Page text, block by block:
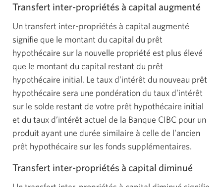
Transfert inter-propriétés à capital augmenté
Un transfert inter-propriétés à capital augmenté
signifie que le montant du capital du prêt
hypothécaire sur la nouvelle propriété est plus élevé
que le montant du capital restant du prêt
hypothécaire initial. Le taux d’intérêt du nouveau prêt
hypothécaire sera une pondération du taux d’intérêt
sur le solde restant de votre prêt hypothécaire initial
et du taux d’intérêt actuel de la Banque CIBC pour un
produit ayant une durée similaire à celle de l’ancien
prêt hypothécaire sur les fonds supplémentaires.
Transfert inter-propriétés à capital diminué